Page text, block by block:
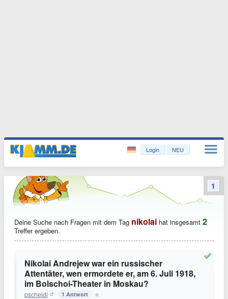
Login NEU
Deine Suche nach Fragen mit dem Tag nikolai hat insgesamt 2
Treffer ergeben.
Nikolai Andrejew war ein russischer
Attentäter, wen ermordete er, am 6. Juli 1918,
im Bolschoi-Theater in Moskau?
pscheidl 1 Antwort
1